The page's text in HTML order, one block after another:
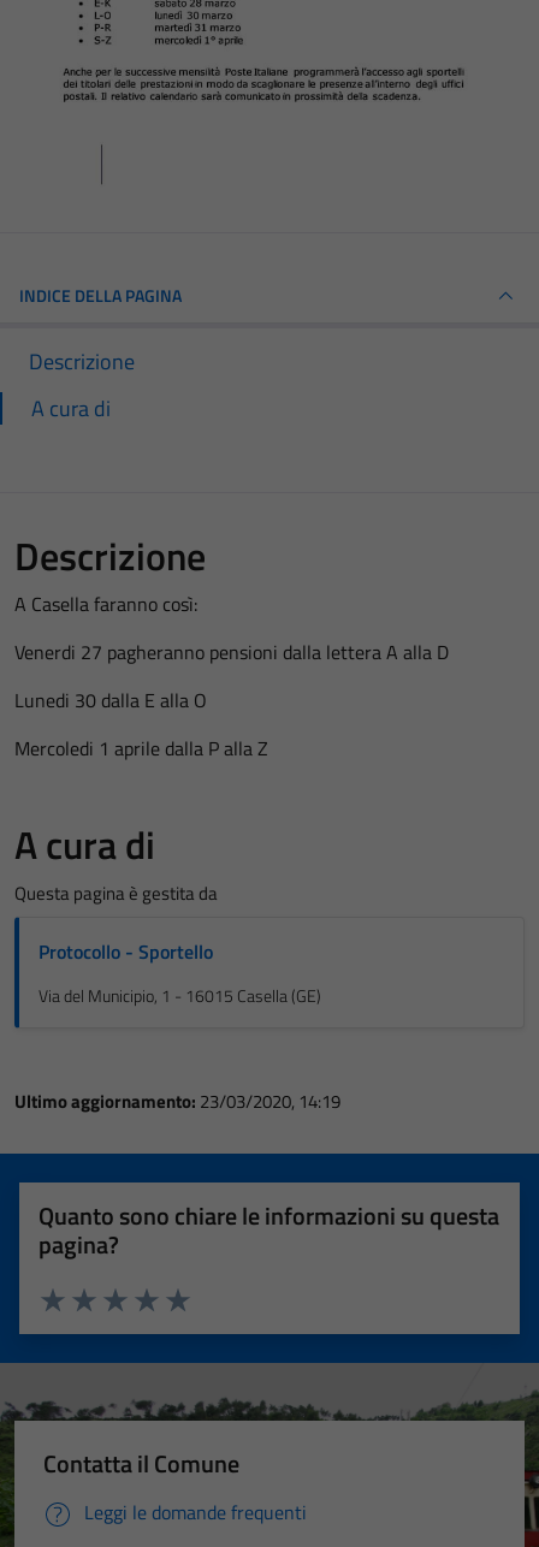
INDICE DELLA PAGINA
Descrizione
A cura di
Descrizione
A Casella faranno così:
Venerdi 27 pagheranno pensioni dalla lettera A alla D
Lunedi 30 dalla E alla O
Mercoledi 1 aprile dalla P alla Z
A cura di
Questa pagina è gestita da
Protocollo - Sportello
Via del Municipio, 1 - 16015 Casella (GE)
Ultimo aggiornamento: 23/03/2020, 14:19
Quanto sono chiare le informazioni su questa
pagina?
Valuta 5 stelle su 5
Valuta 4 stelle su 5
Valuta 3 stelle su 5
Valuta 2 stelle su 5
Valuta 1 stelle su 5
Contatta il Comune
Leggi le domande frequenti